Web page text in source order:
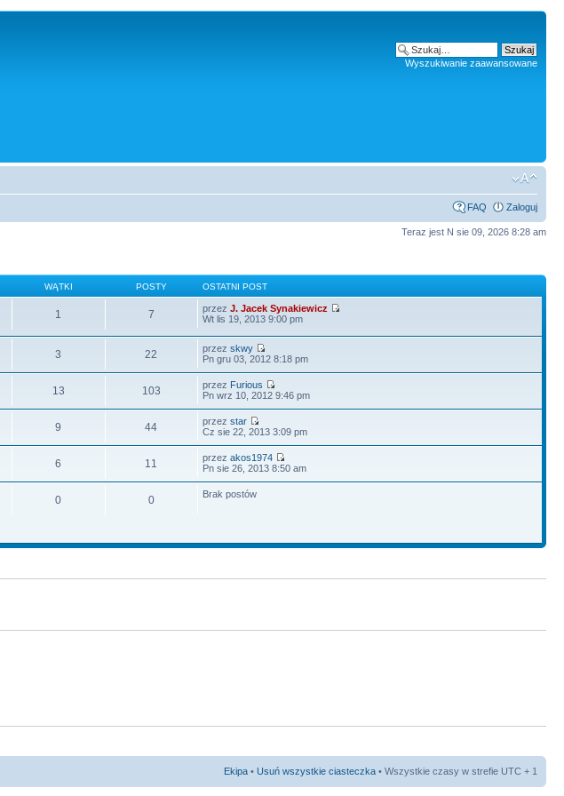
Wyszukiwanie zaawansowane
FAQ Zaloguj
Teraz jest N sie 09, 2026 8:28 am
WĄTKI POSTY OSTATNI POST
1 7 przezJ. Jacek Synakiewicz
Wt lis 19, 2013 9:00 pm
3 22 przezskwy
Pn gru 03, 2012 8:18 pm
13 103 przez Furious
Pn wrz 10, 2012 9:46 pm
9 44 przezstar
Cz sie 22, 2013 3:09 pm
6 11 przezakos1974
Pn sie 26, 2013 8:50 am
0 0 Brak postów
Ekipa • Usuń wszystkie ciasteczka • Wszystkie czasy w strefie UTC + 1